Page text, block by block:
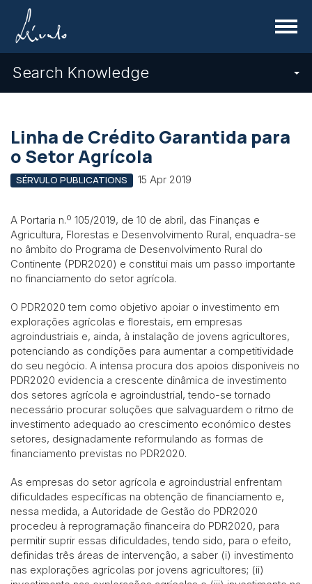
Menu
Search Knowledge
Linha de Crédito Garantida para
o Setor Agrícola
SÉRVULO PUBLICATIONS 15 Apr 2019
A Portaria n.º 105/2019, de 10 de abril, das Finanças e
Agricultura, Florestas e Desenvolvimento Rural, enquadra-se
no âmbito do Programa de Desenvolvimento Rural do
Continente (PDR2020) e constitui mais um passo importante
no financiamento do setor agrícola.
O PDR2020 tem como objetivo apoiar o investimento em
explorações agrícolas e florestais, em empresas
agroindustriais e, ainda, à instalação de jovens agricultores,
potenciando as condições para aumentar a competitividade
do seu negócio. A intensa procura dos apoios disponíveis no
PDR2020 evidencia a crescente dinâmica de investimento
dos setores agrícola e agroindustrial, tendo-se tornado
necessário procurar soluções que salvaguardem o ritmo de
investimento adequado ao crescimento económico destes
setores, designadamente reformulando as formas de
financiamento previstas no PDR2020.
As empresas do setor agrícola e agroindustrial enfrentam
dificuldades específicas na obtenção de financiamento e,
nessa medida, a Autoridade de Gestão do PDR2020
procedeu à reprogramação financeira do PDR2020, para
permitir suprir essas dificuldades, tendo sido, para o efeito,
definidas três áreas de intervenção, a saber (i) investimento
nas explorações agrícolas por jovens agricultores; (ii)